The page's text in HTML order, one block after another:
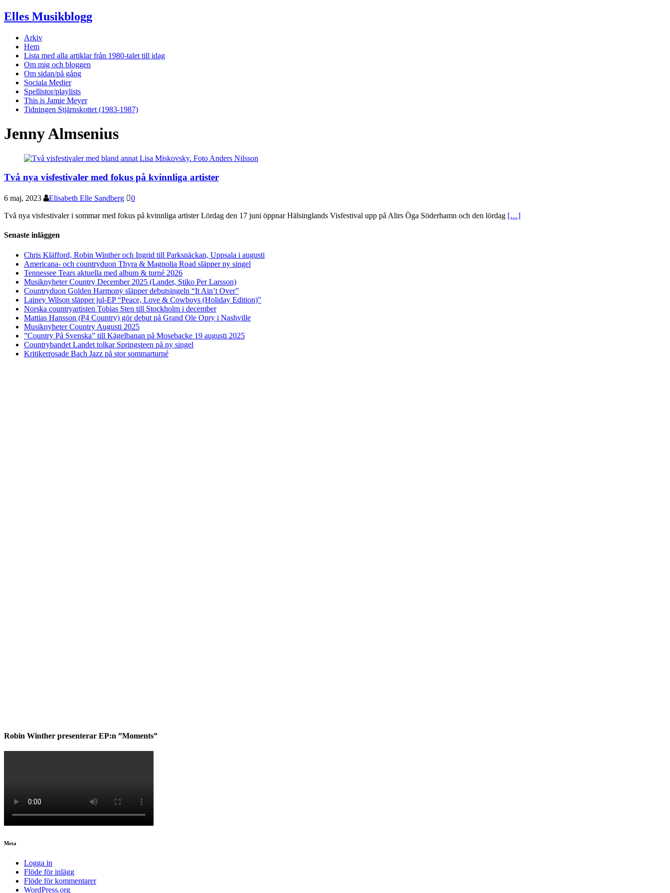
Elles Musikblogg
Arkiv
Hem
Lista med alla artiklar från 1980-talet till idag
Om mig och bloggen
Om sidan/på gång
Sociala Medier
Spellistor/playlists
This is Jamie Meyer
Tidningen Stjärnskottet (1983-1987)
Jenny Almsenius
Två nya visfestivaler med fokus på kvinnliga artister
6 maj, 2023 Elisabeth Elle Sandberg 0
Två nya visfestivaler i sommar med fokus på kvinnliga artister Lördag den 17 juni öppnar Hälsinglands Visfestival upp på Alirs Öga Söderhamn och den lördag […]
Senaste inläggen
Chris Kläfford, Robin Winther och Ingrid till Parksnäckan, Uppsala i augusti
Americana- och countryduon Thyra & Magnolia Road släpper ny singel
Tennessee Tears aktuella med album & turné 2026
Musiknyheter Country December 2025 (Landet, Stiko Per Larsson)
Countryduon Golden Harmony släpper debutsingeln “It Ain’t Over”
Lainey Wilson släpper jul-EP “Peace, Love & Cowboys (Holiday Edition)”
Norska countryartisten Tobias Sten till Stockholm i december
Mattias Hansson (P4 Country) gör debut på Grand Ole Opry i Nashville
Musiknyheter Country Augusti 2025
”Country På Svenska” till Kägelbanan på Mosebacke 19 augusti 2025
Countrybandet Landet tolkar Springsteen på ny singel
Kritikerrosade Bach Jazz på stor sommarturné
Robin Winther presenterar EP:n ”Moments”
Meta
Logga in
Flöde för inlägg
Flöde för kommentarer
WordPress.org